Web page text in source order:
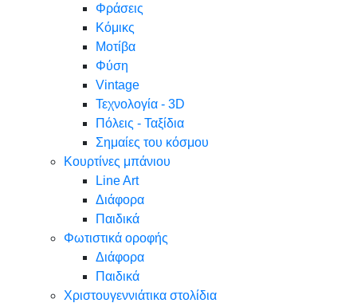
Φράσεις
Κόμικς
Μοτίβα
Φύση
Vintage
Τεχνολογία - 3D
Πόλεις - Ταξίδια
Σημαίες του κόσμου
Κουρτίνες μπάνιου
Line Art
Διάφορα
Παιδικά
Φωτιστικά οροφής
Διάφορα
Παιδικά
Χριστουγεννιάτικα στολίδια